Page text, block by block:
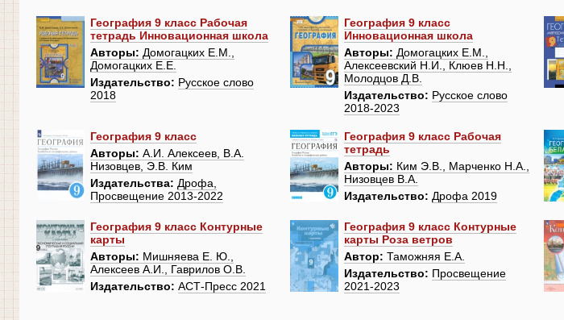
География 9 класс Рабочая
тетрадь Инновационная школа
Авторы: Домогацких Е.М.,
Домогацких Е.Е.
Издательство: Русское слово
2018
География 9 класс
Инновационная школа
Авторы: Домогацких Е.М.,
Алексеевский Н.И., Клюев Н.Н.,
Молодцов Д.В.
Издательство: Русское слово
2018-2023
География 9 класс
Авторы: А.И. Алексеев, В.А.
Низовцев, Э.В. Ким
Издательства: Дрофа,
Просвещение 2013-2022
География 9 класс Рабочая
тетрадь
Авторы: Ким Э.В., Марченко Н.А.,
Низовцев В.А.
Издательство: Дрофа 2019
География 9 класс Контурные
карты
Авторы: Мишняева Е. Ю.,
Алексеев А.И., Гаврилов О.В.
Издательство: АСТ-Пресс 2021
География 9 класс Контурные
карты Роза ветров
Автор: Таможняя Е.А.
Издательство: Просвещение
2021-2023